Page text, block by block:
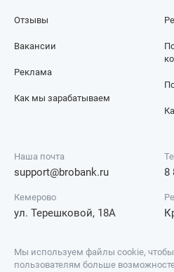
Отзывы
Вакансии
Реклама
Как мы зарабатываем
Наша почта
support@brobank.ru 8
Кемерово
ул. Терешковой, 18А
Мы используем файлы cookie, чтобы
пользователям больше